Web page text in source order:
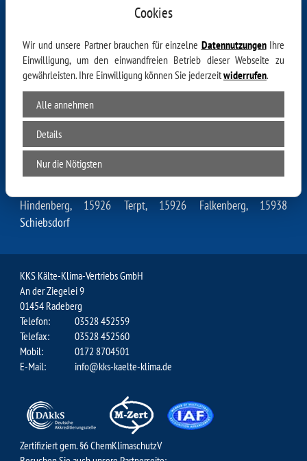
Wittmannsdorf, 15926 Wierigsdorf, 15926 Cahnsdorf, 15926
Freesdorf, 15926 Goßmar, 15926 Frankendorf, 15926 Pelkwitz,
15926 Görlsdorf, 15926 Kreblitz, 15926 Langengrassau, 15926
Waltersdorf, 15926 Rüdingsdorf, 15926 Riedebeck, 15926
Paserin, 15926 Zieckau, 15926 Garrenchen, 15926 Freiimfelde,
15926 Egsdorf, 15926 Uckro, 15926 Heideblick, 15926 Gehren,
15926 Caule, 15926 Beesdau, 15926 Duben, 15938 Zauche,
15926 Willmersdorf-Stöbritz, 15926 Kümmritz, 15926
Wüstermarke, 15926 Pitschen-Pickel, 15926 Bornsdorf, 15938
Hindenberg, 15926 Terpt, 15926 Falkenberg, 15938
Schiebsdorf
KKS Kälte-Klima-Vertriebs GmbH
An der Ziegelei 9
01454 Radeberg
Telefon:
03528 452559
Telefax:
03528 452560
Mobil:
0172 8704501
E-Mail:
info@kks-kaelte-klima.de
Zertifiziert gem. §6 ChemKlimaschutzV
Cookies
Wir und unsere Partner brauchen für einzelne DatennutzungenIhre
Einwilligung, um den einwandfreien Betrieb dieser Webseite zu
gewährleisten. Ihre Einwilligung können Sie jederzeitwiderrufen.
Alle annehmen
Details
Nur die Nötigsten